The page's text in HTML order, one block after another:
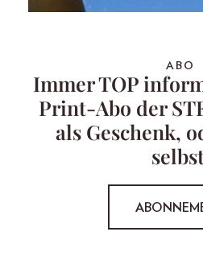
ABO
Immer TOP
Print-Abo der
als Geschenk,